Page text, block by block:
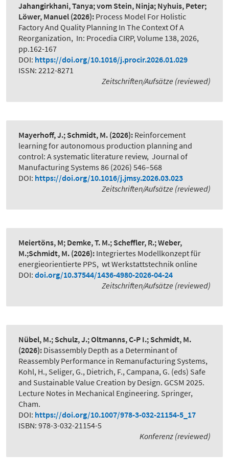
Jahangirkhani, Tanya; vom Stein, Ninja; Nyhuis, Peter;
Löwer, Manuel (2026): Process Model For Holistic
Factory And Quality Planning In The Context Of A
Reorganization, In: Procedia CIRP, Volume 138, 2026,
pp.162-167
DOI: https://doi.org/10.1016/j.procir.2026.01.029
ISSN: 2212-8271
Zeitschriften/Aufsätze (reviewed)
Mayerhoff, J.; Schmidt, M. (2026): Reinforcement
learning for autonomous production planning and
control: A systematic literature review, Journal of
Manufacturing Systems 86 (2026) 546–568
DOI: https://doi.org/10.1016/j.jmsy.2026.03.023
Zeitschriften/Aufsätze (reviewed)
Meiertöns, M; Demke, T. M.; Scheffler, R.; Weber,
M.;Schmidt, M. (2026): Integriertes Modellkonzept für
energieorientierte PPS, wt Werkstattstechnik online
DOI: doi.org/10.37544/1436-4980-2026-04-24
Zeitschriften/Aufsätze (reviewed)
Nübel, M.; Schulz, J.; Oltmanns, C-P I.; Schmidt, M.
(2026): Disassembly Depth as a Determinant of
Reassembly Performance in Remanufacturing Systems,
Kohl, H., Seliger, G., Dietrich, F., Campana, G. (eds) Safe
and Sustainable Value Creation by Design. GCSM 2025.
Lecture Notes in Mechanical Engineering. Springer,
Cham.
DOI: https://doi.org/10.1007/978-3-032-21154-5_17
ISBN: 978-3-032-21154-5
Konferenz (reviewed)